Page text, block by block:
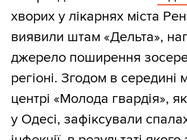
хворих у лікарнях міста
виявили штам «Дельта»,
джерело поширення
регіоні. Згодом в середині
центрі «Молода гвардія»,
у Одесі, зафіксували